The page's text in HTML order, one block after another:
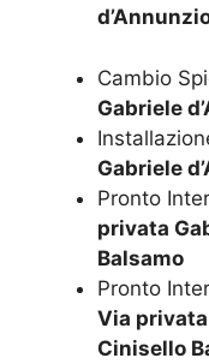
Cambio
Gabriele
Gabriele
Pronto
privata
Balsamo
Pronto
Via privata
Cinisello